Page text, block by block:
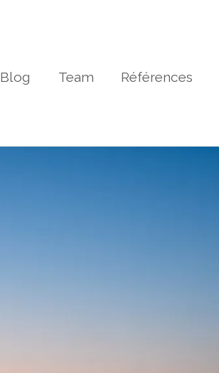
Blog Team Références